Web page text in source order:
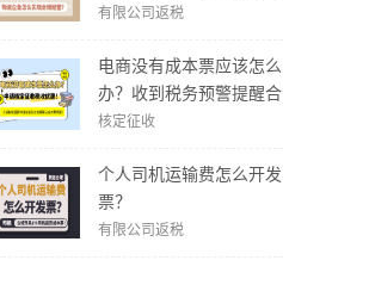
现问题？怎么实现合规经
有限公司返税
电商没有成本票应该怎么
办？收到税务预警提醒合
规解决方案！
核定征收
个人司机运输费怎么开发
票？
有限公司返税